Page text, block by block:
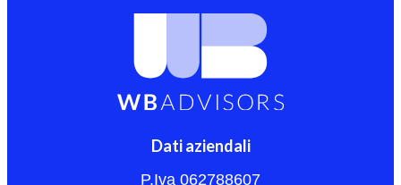
Dati aziendali
P.Iva 062788607